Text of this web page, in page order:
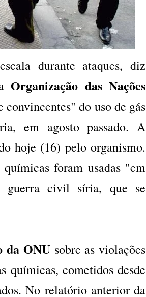
durante ataques, diz
Organização das Nações
do uso de gás
em agosto passado. A
hoje (16) pelo organismo.
foram usadas "em
guerra civil síria, que se
da ONUsobre as violações
químicas, cometidos desde
No relatório anterior da